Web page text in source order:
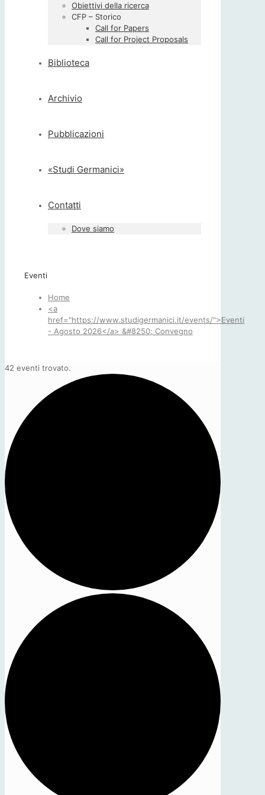
Obiettivi della ricerca
CFP – Storico
Call for Papers
Call for Project Proposals
Biblioteca
Archivio
Pubblicazioni
«Studi Germanici»
Contatti
Dove siamo
Eventi
Home
<a
href="https://www.studigermanici.it/events/">Eventi
- Agosto 2026</a> &#8250; Convegno
42 eventi trovato.